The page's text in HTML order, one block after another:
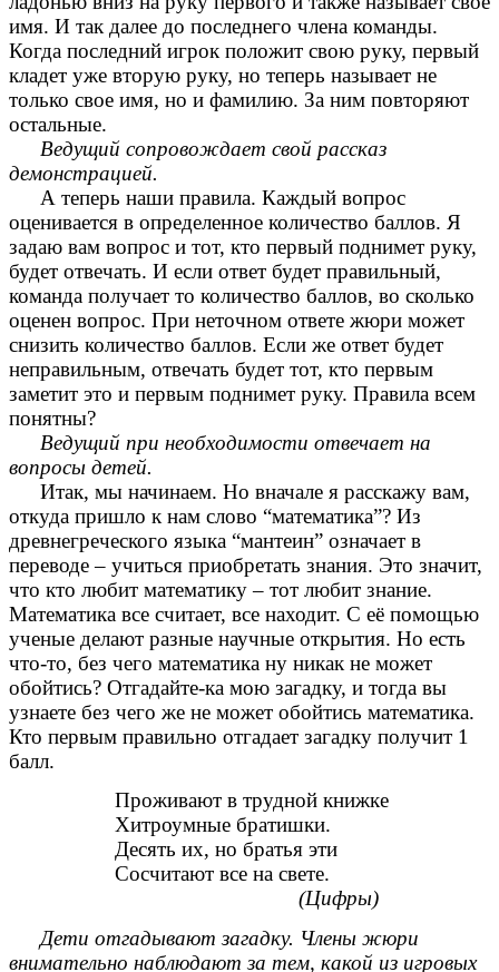
имя. И так далее до последнего члена команды.
Когда последний игрок положит свою руку, первый
кладет уже вторую руку, но теперь называет не
только свое имя, но и фамилию. За ним повторяют
остальные.
Ведущий сопровождает свой рассказ
демонстрацией.
А теперь наши правила. Каждый вопрос
оценивается в определенное количество баллов. Я
задаю вам вопрос и тот, кто первый поднимет руку,
будет отвечать. И если ответ будет правильный,
команда получает то количество баллов, во сколько
оценен вопрос. При неточном ответе жюри может
снизить количество баллов. Если же ответ будет
неправильным, отвечать будет тот, кто первым
заметит это и первым поднимет руку. Правила всем
понятны?
Ведущий при необходимости отвечает на
вопросы детей.
Итак, мы начинаем. Но вначале я расскажу вам,
откуда пришло к нам слово “математика”? Из
древнегреческого языка “мантеин” означает в
переводе – учиться приобретать знания. Это значит,
что кто любит математику – тот любит знание.
Математика все считает, все находит. С её помощью
ученые делают разные научные открытия. Но есть
что-то, без чего математика ну никак не может
обойтись? Отгадайте-ка мою загадку, и тогда вы
узнаете без чего же не может обойтись математика.
Кто первым правильно отгадает загадку получит 1
балл.
Проживают в трудной книжке
Хитроумные братишки.
Десять их, но братья эти
Сосчитают все на свете.
(Цифры)
Дети отгадывают загадку. Члены жюри
внимательно наблюдают за тем, какой из игровых